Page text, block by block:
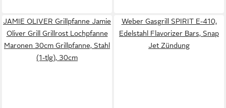
JAMIE OLIVER Grillpfanne Jamie
Oliver Grill Grillrost Lochpfanne
Maronen 30cm Grillpfanne, Stahl
(1-tlg), 30cm
Weber Gasgrill SPIRIT E-410,
Edelstahl Flavorizer Bars, Snap
Jet Zündung